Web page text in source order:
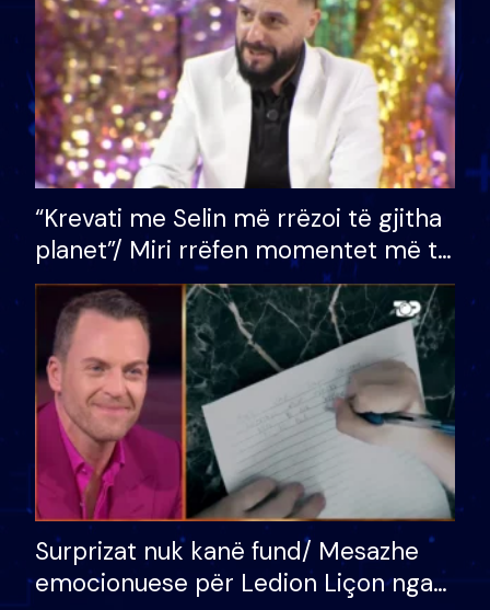
“Krevati me Selin më rrëzoi të gjitha
planet”/ Miri rrëfen momentet më të
bukura në shtëpinë e BB VIP: Do më
mungojë zilja e mëngjesit kur…
Surprizat nuk kanë fund/ Mesazhe
emocionuese për Ledion Liçon nga